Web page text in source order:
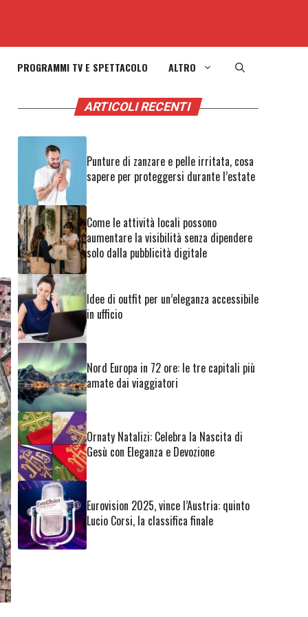
PROGRAMMI TV E SPETTACOLO ALTRO
ARTICOLI RECENTI
Punture di zanzare e pelle irritata, cosa
sapere per proteggersi durante l’estate
Come le attività locali possono
aumentare la visibilità senza dipendere
solo dalla pubblicità digitale
Idee di outfit per un’eleganza accessibile
in ufficio
Nord Europa in 72 ore: le tre capitali più
amate dai viaggiatori
Ornaty Natalizi: Celebra la Nascita di
Gesù con Eleganza e Devozione
Eurovision 2025, vince l’Austria: quinto
Lucio Corsi, la classifica finale